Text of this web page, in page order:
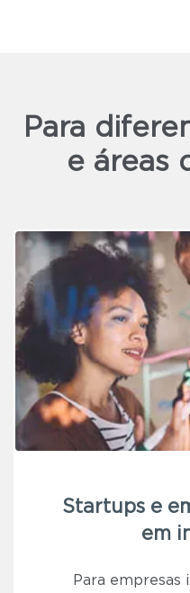
Para
e áreas
Startups e
em
Para empresas